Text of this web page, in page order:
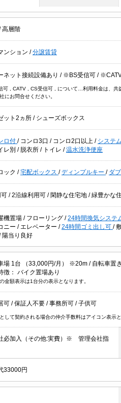
高層階
ンション /分譲賃貸
ネット接続設備あり / ※BS受信可 /
可 , CATV , CS受信可 , について…利用料金は、共
にお問合せください。
ット2ヵ所 / シューズボックス
ロ付 / コンロ3口 / コンロ2口以上 / システ
レ別 / 脱衣所 / トイレ /温水洗浄便座
ック /宅配ボックス /ディンプルキー / ダ
可 /2沿線利用可 / 閑静な住宅地 /緑豊かな
機置場 / フローリング /24時間換気システ
ニー / エレベーター /24時間ゴミ出し可 /
陽当り良好
場 1台 （33,000円/月） ※20m / 自転車置
徴： バイク置場あり
金額表示は1台分の表示となります。
可 /保証人不要 /事務所可 /子供可
して契約される場合の仲介手数料はアイコン表示
必加入（その他:実費）※ 管理会社指
33000円